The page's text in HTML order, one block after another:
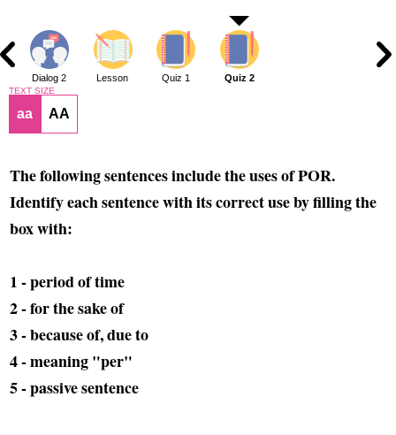
Dialog 2 Lesson Quiz 1 Quiz 2
TEXT SIZE
aa AA
The following sentences include the uses of POR.
Identify each sentence with its correct use by filling the
box with:
1 - period of time
2 - for the sake of
3 - because of, due to
4 - meaning "per"
5 - passive sentence